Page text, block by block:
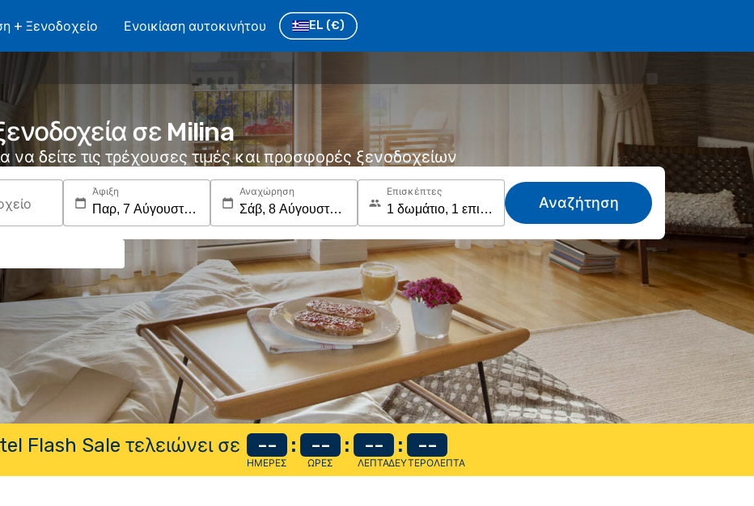
+ Ξενοδοχείο Ενοικίαση αυτοκινήτου EL (€)
σε Milina
να δείτε τις τρέχουσες τιμές και προσφορές ξενοδοχείων
Άφιξη Αναχώρηση Επισκέπτες
Αναζήτηση
Flash Sale τελειώνει σε --
ΗΜΈΡΕΣ
: --
ΏΡΕΣ
: --
ΛΕΠΤΆ
: --
ΔΕΥΤΕΡΌΛΕΠΤΑ